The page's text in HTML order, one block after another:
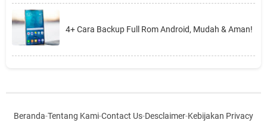
4+ Cara Backup Full Rom Android, Mudah & Aman!
Beranda-Tentang Kami-Contact Us-Desclaimer-Kebijakan Privacy